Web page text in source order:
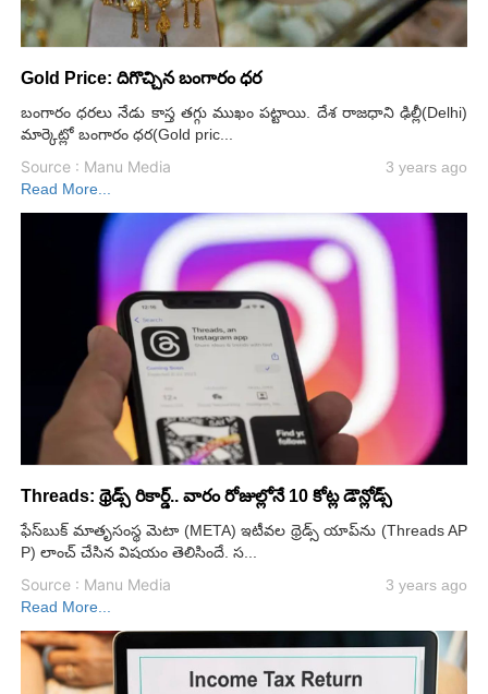
Gold Price: దిగొచ్చిన బంగారం ధర
బంగారం ధరలు నేడు కాస్త తగ్గు ముఖం పట్టాయి. దేశ రాజధాని ఢిల్లీ(Delhi)
మార్కెట్లో బంగారం ధర(Gold pric...
Source : Manu Media
3 years ago
Read More...
Threads: థ్రెడ్స్ రికార్డ్.. వారం రోజుల్లోనే 10 కోట్ల డౌన్లోడ్స్
ఫేస్‌బుక్ మాతృసంస్థ మెటా (META) ఇటీవల థ్రెడ్స్ యాప్‌ను (Threads AP
P) లాంచ్ చేసిన విషయం తెలిసిందే. స...
Source : Manu Media
3 years ago
Read More...